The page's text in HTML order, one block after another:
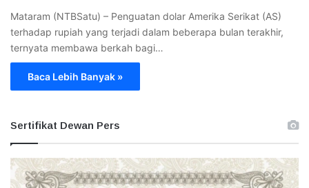
Mataram (NTBSatu) – Penguatan dolar Amerika Serikat (AS)
terhadap rupiah yang terjadi dalam beberapa bulan terakhir,
ternyata membawa berkah bagi…
Baca Lebih Banyak »
Sertifikat Dewan Pers